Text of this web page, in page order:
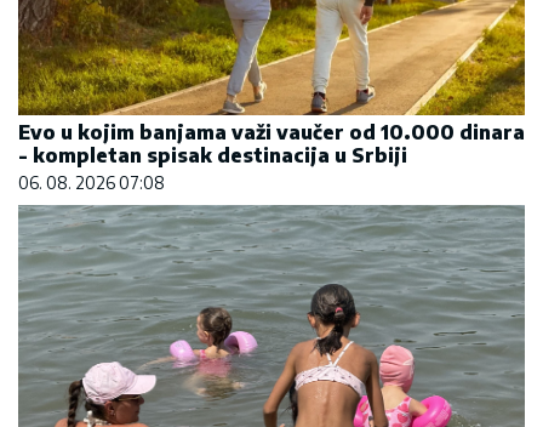
Evo u kojim banjama važi vaučer od 10.000 dinara
- kompletan spisak destinacija u Srbiji
06. 08. 2026 07:08